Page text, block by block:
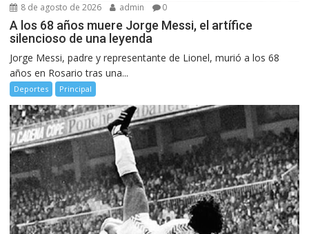
8 de agosto de 2026 admin 0
A los 68 años muere Jorge Messi, el artífice
silencioso de una leyenda
Jorge Messi, padre y representante de Lionel, murió a los 68
años en Rosario tras una...
Deportes Principal